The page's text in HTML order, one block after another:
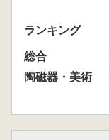
ランキング
総合
陶磁器・美術